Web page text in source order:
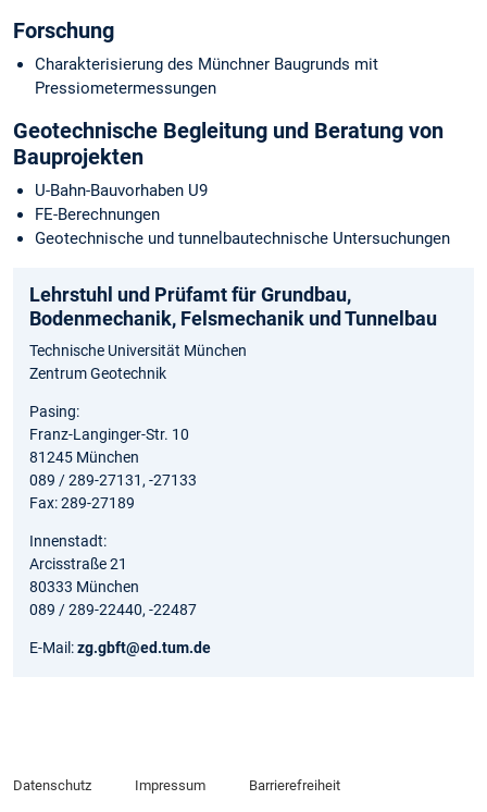
Forschung
Charakterisierung des Münchner Baugrunds mit
Pressiometermessungen
Geotechnische Begleitung und Beratung von
Bauprojekten
U-Bahn-Bauvorhaben U9
FE-Berechnungen
Geotechnische und tunnelbautechnische Untersuchungen
Lehrstuhl und Prüfamt für Grundbau,
Bodenmechanik, Felsmechanik und Tunnelbau
Technische Universität München
Zentrum Geotechnik
Pasing:
Franz-Langinger-Str. 10
81245 München
089 / 289-27131, -27133
Fax: 289-27189
Innenstadt:
Arcisstraße 21
80333 München
089 / 289-22440, -22487
E-Mail:zg.gbft@ed.tum.de
Datenschutz Impressum Barrierefreiheit